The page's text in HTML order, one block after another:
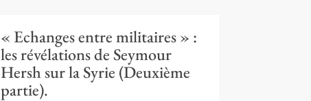
« Echanges entre militaires » :
les révélations de Seymour
Hersh sur la Syrie (Deuxième
partie).